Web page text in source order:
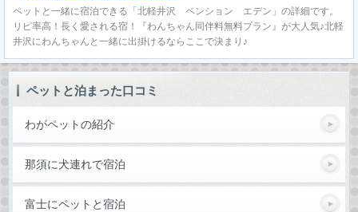
ペットと一緒に宿泊できる「北軽井沢 ペンション エデン」の詳細です。
リピ率高！長く愛される宿！『わんちゃん同伴料無料プラン』が大人気♪北軽
井沢にわんちゃんと一緒に出掛けるならここで決まり♪
ペットと泊まった口コミ
わがペットの紹介
那須に犬連れで宿泊
富士にペットと宿泊